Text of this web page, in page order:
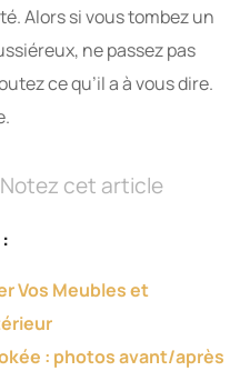
Alors si vous tombez un
ne passez pas
ce qu’il a à vous dire.
Notez cet article
Vos Meubles et
: photos avant/après